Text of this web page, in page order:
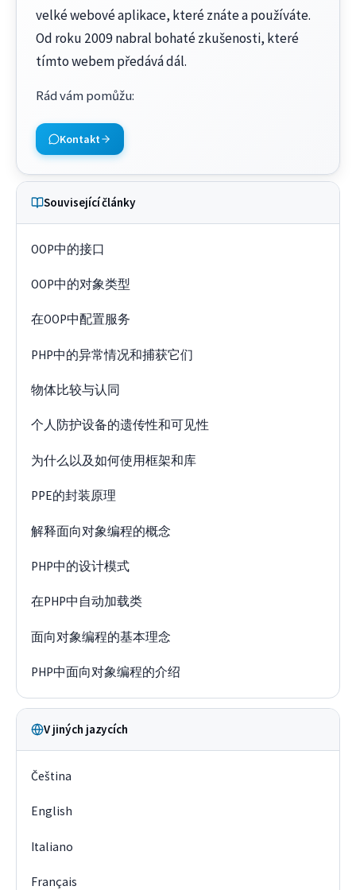
velké webové aplikace, které znáte a používáte.
Od roku 2009 nabral bohaté zkušenosti, které
tímto webem předává dál.
Rád vám pomůžu:
Kontakt
Související články
OOP中的接口
OOP中的对象类型
在OOP中配置服务
PHP中的异常情况和捕获它们
物体比较与认同
个人防护设备的遗传性和可见性
为什么以及如何使用框架和库
PPE的封装原理
解释面向对象编程的概念
PHP中的设计模式
在PHP中自动加载类
面向对象编程的基本理念
PHP中面向对象编程的介绍
V jiných jazycích
Čeština
English
Italiano
Français